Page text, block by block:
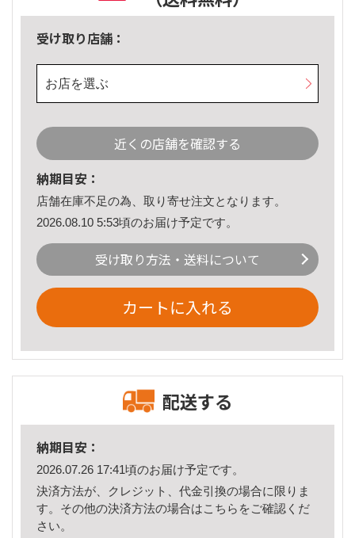
受け取り店舗：
お店を選ぶ
近くの店舗を確認する
納期目安：
店舗在庫不足の為、取り寄せ注文となります。
2026.08.10 5:53頃のお届け予定です。
受け取り方法・送料について
カートに入れる
配送する
納期目安：
2026.07.26 17:41頃のお届け予定です。
決済方法が、クレジット、代金引換の場合に限りま
す。その他の決済方法の場合はこちら をご確認くだ
さい。